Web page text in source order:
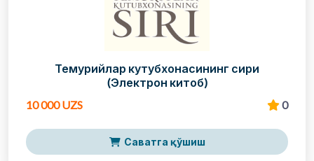
Темурийлар кутубхонасининг сири
(Электрон китоб)
10 000 UZS
0
Саватга қўшиш